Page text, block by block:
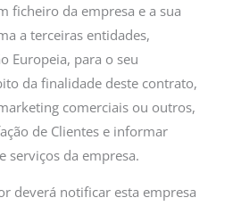
ficheiro da empresa e a sua
a terceiras entidades,
Europeia, para o seu
da finalidade deste contrato,
comerciais ou outros,
de Clientes e informar
serviços da empresa.
deverá notificar esta empresa